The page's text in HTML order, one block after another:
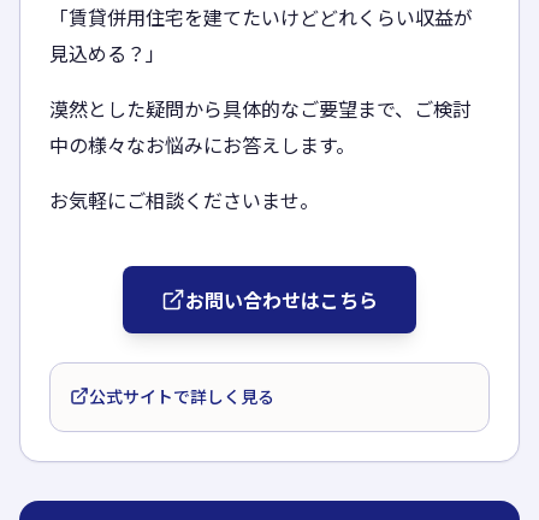
「賃貸併用住宅を建てたいけどどれくらい収益が
見込める？」
漠然とした疑問から具体的なご要望まで、ご検討
中の様々なお悩みにお答えします。
お気軽にご相談くださいませ。
お問い合わせはこちら
公式サイトで詳しく見る